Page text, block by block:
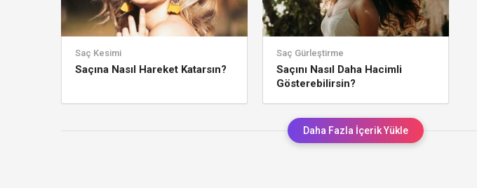
Saç Kesimi
Saçına Nasıl Hareket Katarsın?
Saç Gürleştirme
Saçını Nasıl Daha Hacimli
Gösterebilirsin?
Daha Fazla İçerik Yükle